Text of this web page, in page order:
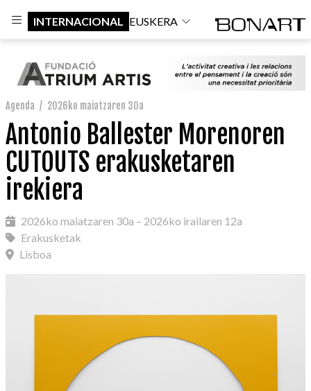
INTERNACIONAL EUSKERA
Agenda / 2026ko maiatzaren 30a
Antonio Ballester Morenoren
CUTOUTS erakusketaren
irekiera
2026ko maiatzaren 30a – 2026ko irailaren 12a
Erakusketak
Lisboa